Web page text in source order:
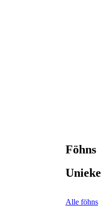
Föhns
Alle föhns